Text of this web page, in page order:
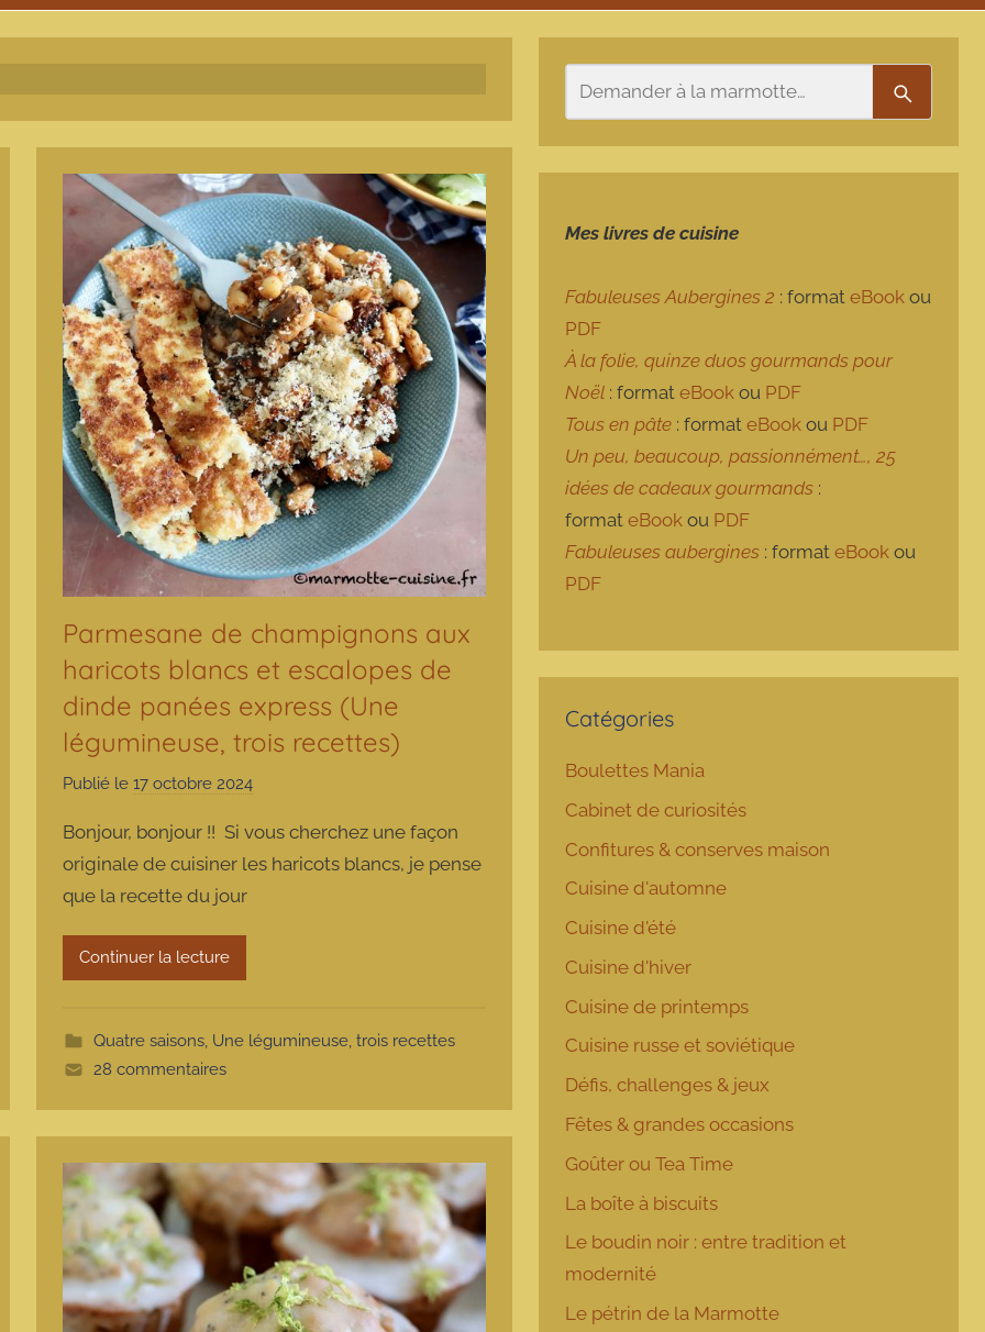
Parmesane de champignons aux
haricots blancs et escalopes de
dinde panées express (Une
légumineuse, trois recettes)
Publié le17 octobre 2024
r
m
t
Bonjour, bonjour !! Si vous cherchez une façon
originale de cuisiner les haricots blancs, je pense
que la recette du jour
Continuer la lecture
Quatre saisons, Une légumineuse, trois recettes
28 commentaires
Mes livres de cuisine
Fabuleuses Aubergines 2 : formateBook ou
PDF
À la folie, quinze duos gourmands pour
Noël : formateBook ou PDF
Tous en pâte : formateBook ou PDF
Un peu, beaucoup, passionnément…, 25
idées de cadeaux gourmands :
formateBook ou PDF
Fabuleuses aubergines : formateBook ou
PDF
Catégories
Boulettes Mania
Cabinet de curiosités
Confitures & conserves maison
Cuisine d'automne
Cuisine d'été
Cuisine d'hiver
Cuisine de printemps
Cuisine russe et soviétique
Défis, challenges & jeux
Fêtes & grandes occasions
Goûter ou Tea Time
La boîte à biscuits
Le boudin noir : entre tradition et
modernité
Le pétrin de la Marmotte